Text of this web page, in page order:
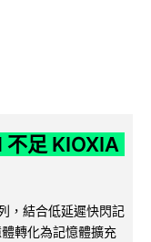
不足 KIOXIA
，結合低延遲快閃記
轉化為記憶體擴充